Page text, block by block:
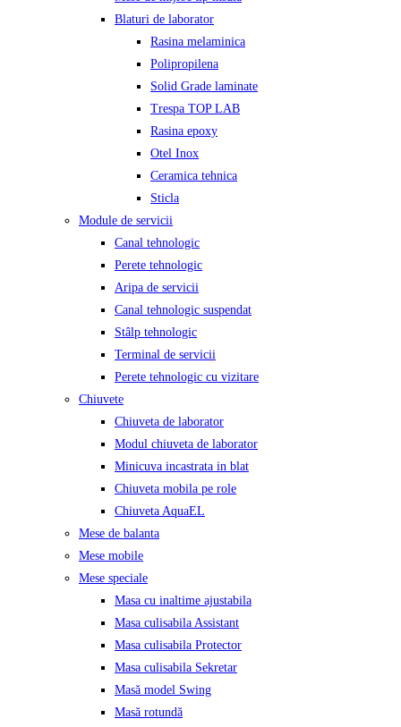
Blaturi de laborator
Rasina melaminica
Polipropilena
Solid Grade laminate
Trespa TOP LAB
Rasina epoxy
Otel Inox
Ceramica tehnica
Sticla
Module de servicii
Canal tehnologic
Perete tehnologic
Aripa de servicii
Canal tehnologic suspendat
Stâlp tehnologic
Terminal de servicii
Perete tehnologic cu vizitare
Chiuvete
Chiuveta de laborator
Modul chiuveta de laborator
Minicuva incastrata in blat
Chiuveta mobila pe role
Chiuveta AquaEL
Mese de balanta
Mese mobile
Mese speciale
Masa cu inaltime ajustabila
Masa culisabila Assistant
Masa culisabila Protector
Masa culisabila Sekretar
Masă model Swing
Masă rotundă